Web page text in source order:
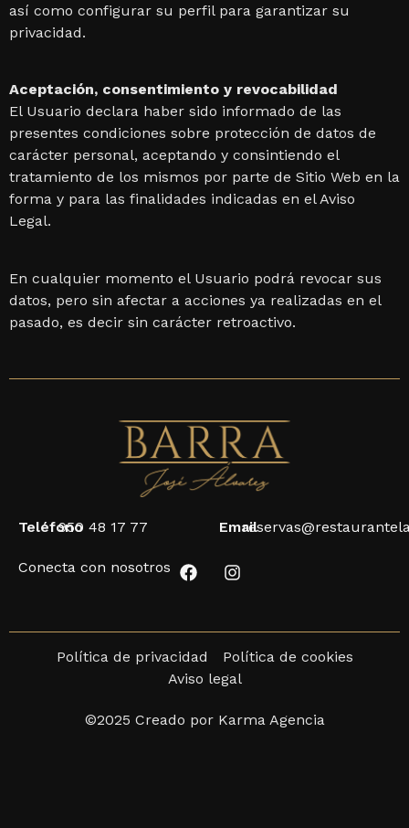
así como configurar su perfil para garantizar su
privacidad.
Aceptación, consentimiento y revocabilidad
El Usuario declara haber sido informado de las
presentes condiciones sobre protección de datos de
carácter personal, aceptando y consintiendo el
tratamiento de los mismos por parte de Sitio Web en la
forma y para las finalidades indicadas en el Aviso
Legal.
En cualquier momento el Usuario podrá revocar sus
datos, pero sin afectar a acciones ya realizadas en el
pasado, es decir sin carácter retroactivo.
Teléfono950 48 17 77 Email
Conecta con nosotros
©2025 Creado por Karma Agencia
Política de privacidad
Política de cookies
Aviso legal